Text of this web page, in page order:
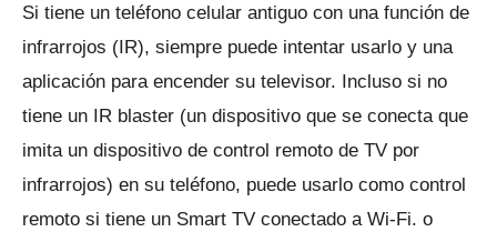
Si tiene un teléfono celular antiguo con una función de
infrarrojos (IR), siempre puede intentar usarlo y una
aplicación para encender su televisor. Incluso si no
tiene un IR blaster (un dispositivo que se conecta que
imita un dispositivo de control remoto de TV por
infrarrojos) en su teléfono, puede usarlo como control
remoto si tiene un Smart TV conectado a Wi-Fi. o